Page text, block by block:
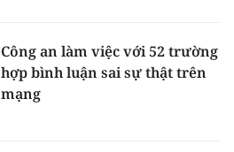
Công an làm việc với 52 trường
hợp bình luận sai sự thật trên
mạng